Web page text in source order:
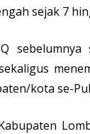
sejak 7
kota se-